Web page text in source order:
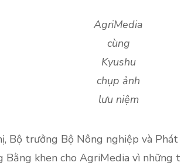
AgriMedia
cùng
Kyushu
chụp ảnh
lưu niệm
Bộ trưởng Bộ Nông nghiệp và
Bằng khen cho AgriMedia vì những